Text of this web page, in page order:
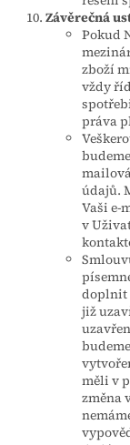
Závěrečná
Pokud
zboží
vždy
práva
údajů.
Vaši e-
v
doplnit
již
měli v
změna